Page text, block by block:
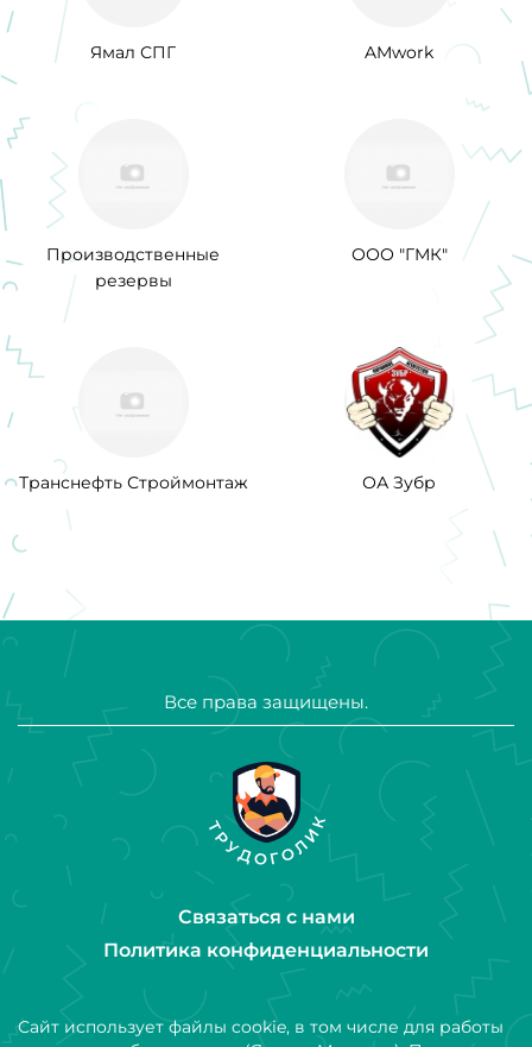
Ямал СПГ AMwork
Производственные
резервы
ООО "ГМК"
Транснефть Строймонтаж ОА Зубр
Все права защищены.
Связаться с нами
Политика конфиденциальности
Сайт использует файлы cookie, в том числе для работы